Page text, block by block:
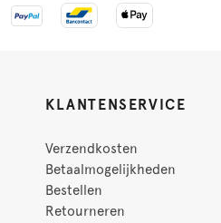
KLANTENSERVICE
Verzendkosten
Betaalmogelijkheden
Bestellen
Retourneren